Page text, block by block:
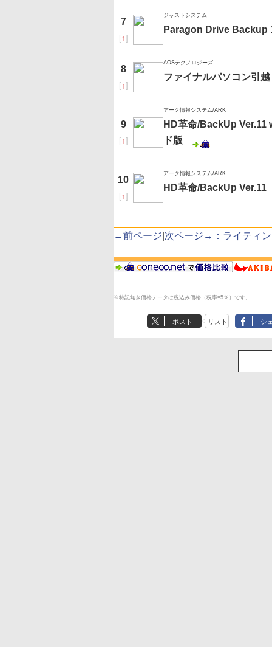
7
[↑]
ジャストシステム
Paragon Drive Backup
8
[↑]
AOSテクノロジーズ
ファイナルパソコン引
9
[↑]
アーク情報システム/ARK
HD革命/BackUp
ド版
10
[↑]
アーク情報システム/ARK
HD革命/BackUp
←前ページ 次ページ→：ライティ
※特記無き価格データは税込み価格（税率=5％）です。
ポスト リスト シ